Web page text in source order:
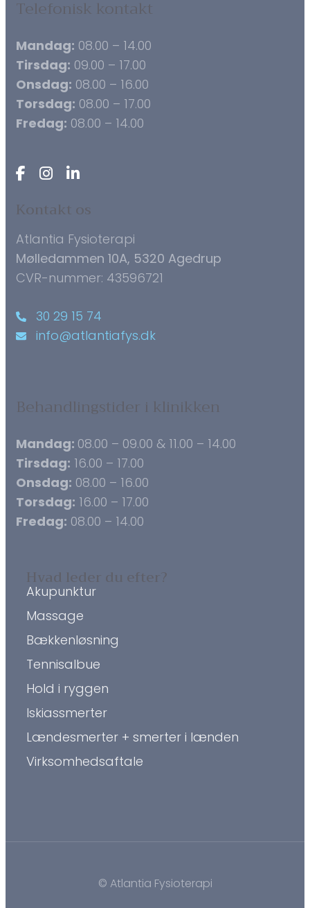
Telefonisk kontakt
Mandag: 08.00 – 14.00
Tirsdag: 09.00 – 17.00
Onsdag: 08.00 – 16.00
Torsdag: 08.00 – 17.00
Fredag: 08.00 – 14.00
Kontakt os
Atlantia Fysioterapi
Mølledammen 10A, 5320 Agedrup
CVR-nummer: 43596721
30 29 15 74
info@atlantiafys.dk
Behandlingstider i klinikken
Mandag: 08.00 – 09.00 & 11.00 – 14.00
Tirsdag: 16.00 – 17.00
Onsdag: 08.00 – 16.00
Torsdag: 16.00 – 17.00
Fredag: 08.00 – 14.00
Hvad leder du efter?
Akupunktur
Massage
Bækkenløsning
Tennisalbue
Hold i ryggen
Iskiassmerter
Lændesmerter + smerter i lænden
Virksomhedsaftale
© Atlantia Fysioterapi